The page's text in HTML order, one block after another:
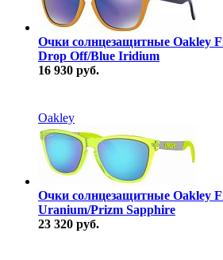
Очки солнцезащитные Oakley
Drop Off/Blue Iridium
16 930 руб.
Oakley
Очки солнцезащитные Oakley
Uranium/Prizm Sapphire
23 320 руб.